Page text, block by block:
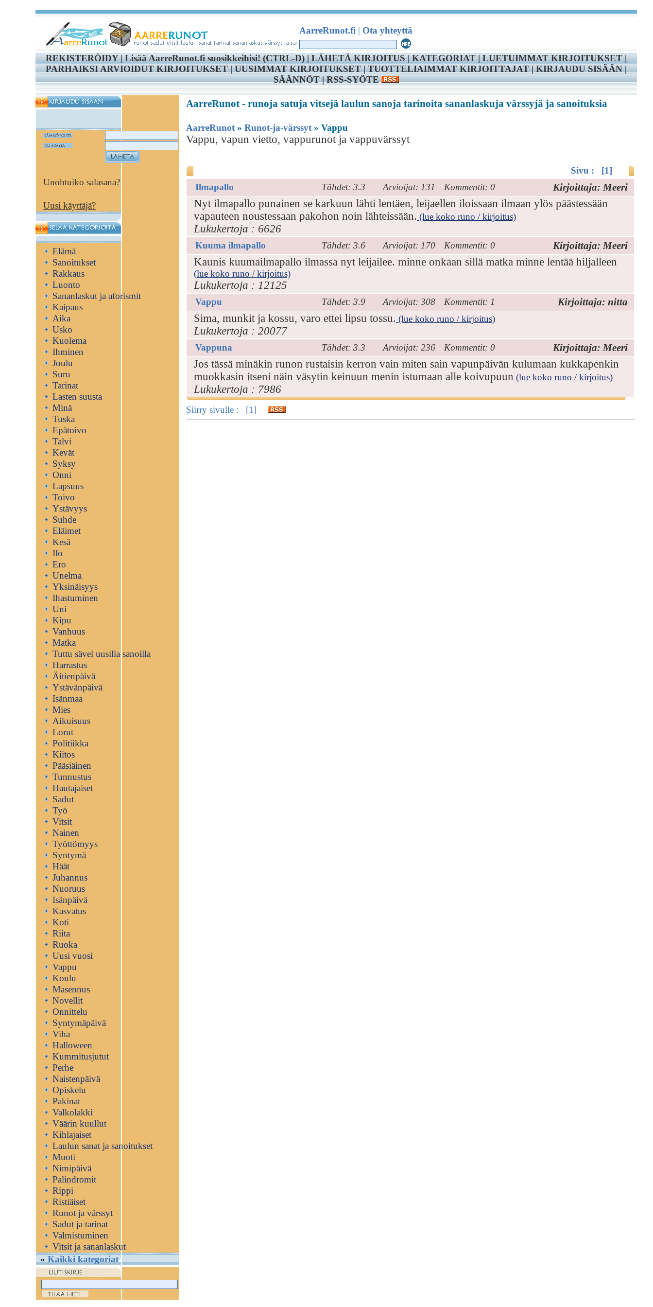
AarreRunot.fi | Ota yhteyttä
REKISTERÖIDY|Lisää AarreRunot.fi suosikkeihisi! (CTRL-D) |LÄHETÄ KIRJOITUS|KATEGORIAT|LUETUIMMAT KIRJOITUKSET|
PARHAIKSI ARVIOIDUT KIRJOITUKSET|UUSIMMAT KIRJOITUKSET|TUOTTELIAIMMAT KIRJOITTAJAT|KIRJAUDU SISÄÄN|
SÄÄNNÖT|RSS-SYÖTE
Unohtuiko salasana?
Uusi käyttäjä?
Elämä
Sanoitukset
Rakkaus
Luonto
Sananlaskut ja aforismit
Kaipaus
Aika
Usko
Kuolema
Ihminen
Joulu
Suru
Tarinat
Lasten suusta
Minä
Tuska
Epätoivo
Talvi
Kevät
Syksy
Onni
Lapsuus
Toivo
Ystävyys
Suhde
Eläimet
Kesä
Ilo
Ero
Unelma
Yksinäisyys
Ihastuminen
Uni
Kipu
Vanhuus
Matka
Tuttu sävel uusilla sanoilla
Harrastus
Äitienpäivä
Ystävänpäivä
Isänmaa
Mies
Aikuisuus
Lorut
Politiikka
Kiitos
Pääsiäinen
Tunnustus
Hautajaiset
Sadut
Työ
Vitsit
Nainen
Työttömyys
Syntymä
Häät
Juhannus
Nuoruus
Isänpäivä
Kasvatus
Koti
Riita
Ruoka
Uusi vuosi
Vappu
Koulu
Masennus
Novellit
Onnittelu
Syntymäpäivä
Viha
Halloween
Kummitusjutut
Perhe
Naistenpäivä
Opiskelu
Pakinat
Valkolakki
Väärin kuullut
Kihlajaiset
Laulun sanat ja sanoitukset
Muoti
Nimipäivä
Palindromit
Rippi
Ristiäiset
Runot ja värssyt
Sadut ja tarinat
Valmistuminen
Vitsit ja sananlaskut
Kaikki kategoriat
AarreRunot - runoja satuja vitsejä laulun sanoja tarinoita sananlaskuja värssyjä ja sanoituksia
AarreRunot » Runot-ja-värssyt » Vappu
Vappu, vapun vietto, vappurunot ja vappuvärssyt
Sivu : [1]
Ilmapallo
Tähdet: 3.3 Arvioijat: 131 Kommentit: 0 Kirjoittaja: Meeri
Nyt ilmapallo punainen se karkuun lähti lentäen, leijaellen iloissaan ilmaan ylös päästessään
vapauteen noustessaan pakohon noin lähteissään. (lue koko runo / kirjoitus)
Lukukertoja : 6626
Kuuma ilmapallo Tähdet: 3.6 Arvioijat: 170 Kommentit: 0 Kirjoittaja: Meeri
Kaunis kuumailmapallo ilmassa nyt leijailee. minne onkaan sillä matka minne lentää hiljalleen
(lue koko runo / kirjoitus)
Lukukertoja : 12125
Vappu Tähdet: 3.9 Arvioijat: 308 Kommentit: 1 Kirjoittaja: nitta
Sima, munkit ja kossu, varo ettei lipsu tossu. (lue koko runo / kirjoitus)
Lukukertoja : 20077
Vappuna Tähdet: 3.3 Arvioijat: 236 Kommentit: 0 Kirjoittaja: Meeri
Jos tässä minäkin runon rustaisin kerron vain miten sain vapunpäivän kulumaan kukkapenkin
muokkasin itseni näin väsytin keinuun menin istumaan alle koivupuun (lue koko runo / kirjoitus)
Lukukertoja : 7986
Siirry sivulle : [1]